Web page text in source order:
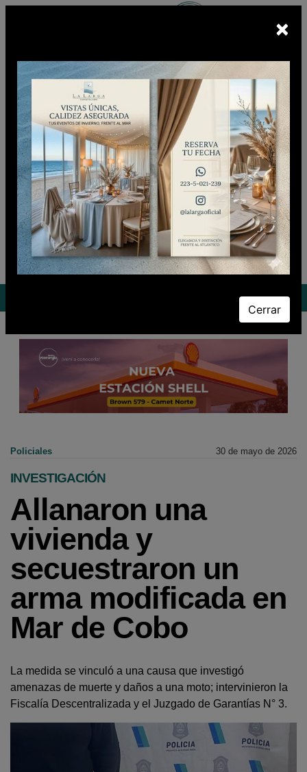
Escuchá
BUNKER FM
En vivo
Domingo 09 de Agosto de 2026 CIUDADANO CLUB
Policiales 30 de mayo de 2026
INVESTIGACIÓN
Allanaron una
vivienda y
secuestraron un
arma modificada en
Mar de Cobo
La medida se vinculó a una causa que investigó
amenazas de muerte y daños a una moto; intervinieron la
Fiscalía Descentralizada y el Juzgado de Garantías N° 3.
×
Cerrar